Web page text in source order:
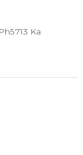
Ka